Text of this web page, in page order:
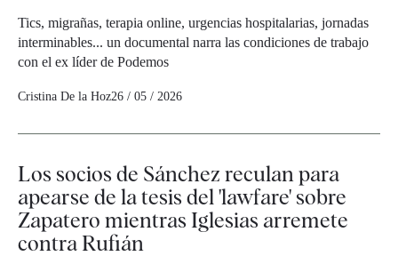
Tics, migrañas, terapia online, urgencias hospitalarias, jornadas
interminables... un documental narra las condiciones de trabajo
con el ex líder de Podemos
Cristina De la Hoz26 / 05 / 2026
Los socios de Sánchez reculan para
apearse de la tesis del 'lawfare' sobre
Zapatero mientras Iglesias arremete
contra Rufián